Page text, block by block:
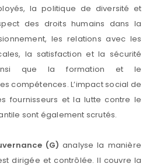
la politique de diversité et
des droits humains dans la
les relations avec les
la satisfaction et la sécurité
que la formation et le
compétences. L’impact social de
fournisseurs et la lutte contre le
sont également scrutés.
(G) analyse la manière
dirigée et contrôlée. Il couvre la